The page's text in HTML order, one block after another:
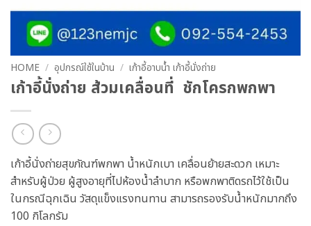
HOME / อุปกรณ์ใช้ในบ้าน / เก้าอี้อาบน้ำ เก้าอี้นั่งถ่าย
เก้าอี้นั่งถ่าย ส้วมเคลื่อนที่ ชักโครกพกพา
เก้าอี้นั่งถ่ายสุขภัณฑ์พกพา น้ำหนักเบา เคลื่อนย้ายสะดวก เหมาะ
สำหรับผู้ป่วย ผู้สูงอายุที่ไปห้องน้ำลำบาก หรือพกพาติดรถไว้ใช้เป็น
ในกรณีฉุกเฉิน วัสดุแข็งแรงทนทาน สามารถรองรับน้ำหนักมากถึง
100 กิโลกรัม